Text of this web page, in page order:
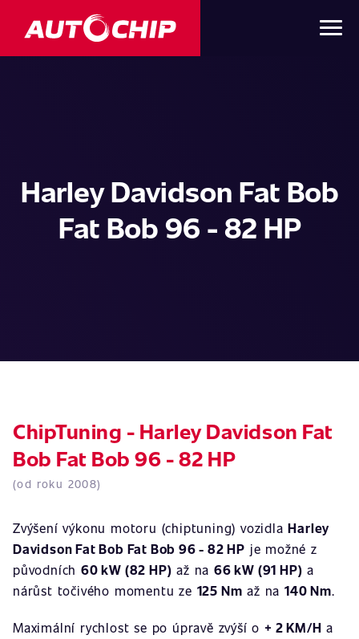
Harley Davidson Fat Bob
Fat Bob 96 - 82 HP
ChipTuning - Harley Davidson Fat
Bob Fat Bob 96 - 82 HP
(od roku 2008)
Zvýšení výkonu motoru (chiptuning) vozidlaHarley
Davidson Fat Bob Fat Bob 96 - 82 HP je možné z
původních60 kW (82 HP) až na66 kW (91 HP) a
nárůst točivého momentu ze 125 Nm až na140 Nm.
Maximální rychlost se po úpravě zvýší o + 2 KM/H a